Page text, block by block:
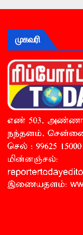
முகவரி